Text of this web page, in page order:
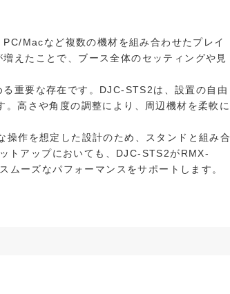
Macなど複数の機材を組み合わせたプレイ
えたことで、ブース全体のセッティングや見
重要な存在です。DJC-STS2は、設置の自由
高さや角度の調整により、周辺機材を柔軟に
作を想定した設計のため、スタンドと組み合
トアップにおいても、DJC-STS2がRMX-
ーズなパフォーマンスをサポートします。